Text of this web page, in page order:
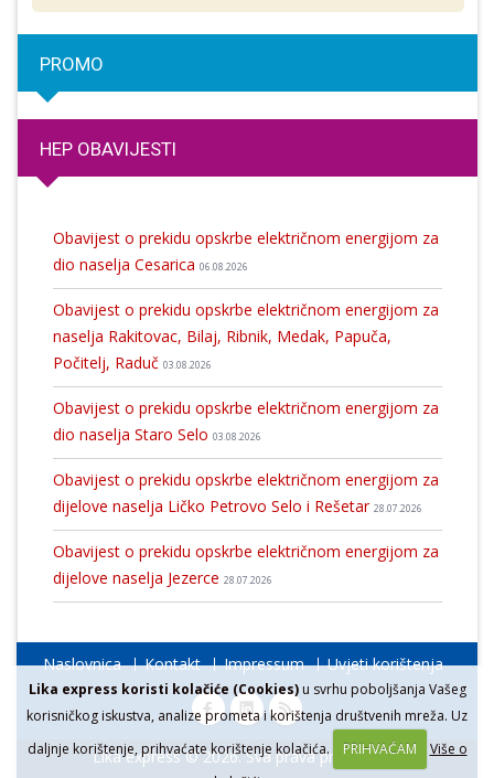
Lika express koristi kolačiće (Cookies)u svrhu poboljšanja Vašeg
korisničkog iskustva, analize prometa i korištenja društvenih mreža. Uz
daljnje korištenje, prihvaćate korištenje kolačića.
PRIHVAĆAM
Više o
PROMO
HEP OBAVIJESTI
Obavijest o prekidu opskrbe električnom energijom za
dio naselja Cesarica 06.08.2026
Obavijest o prekidu opskrbe električnom energijom za
naselja Rakitovac, Bilaj, Ribnik, Medak, Papuča,
Počitelj, Raduč 03.08.2026
Obavijest o prekidu opskrbe električnom energijom za
dio naselja Staro Selo 03.08.2026
Obavijest o prekidu opskrbe električnom energijom za
dijelove naselja Ličko Petrovo Selo i Rešetar 28.07.2026
Obavijest o prekidu opskrbe električnom energijom za
dijelove naselja Jezerce 28.07.2026
Naslovnica Kontakt Impressum Uvjeti korištenja
Lika express © 2026. Sva prava pridržana.